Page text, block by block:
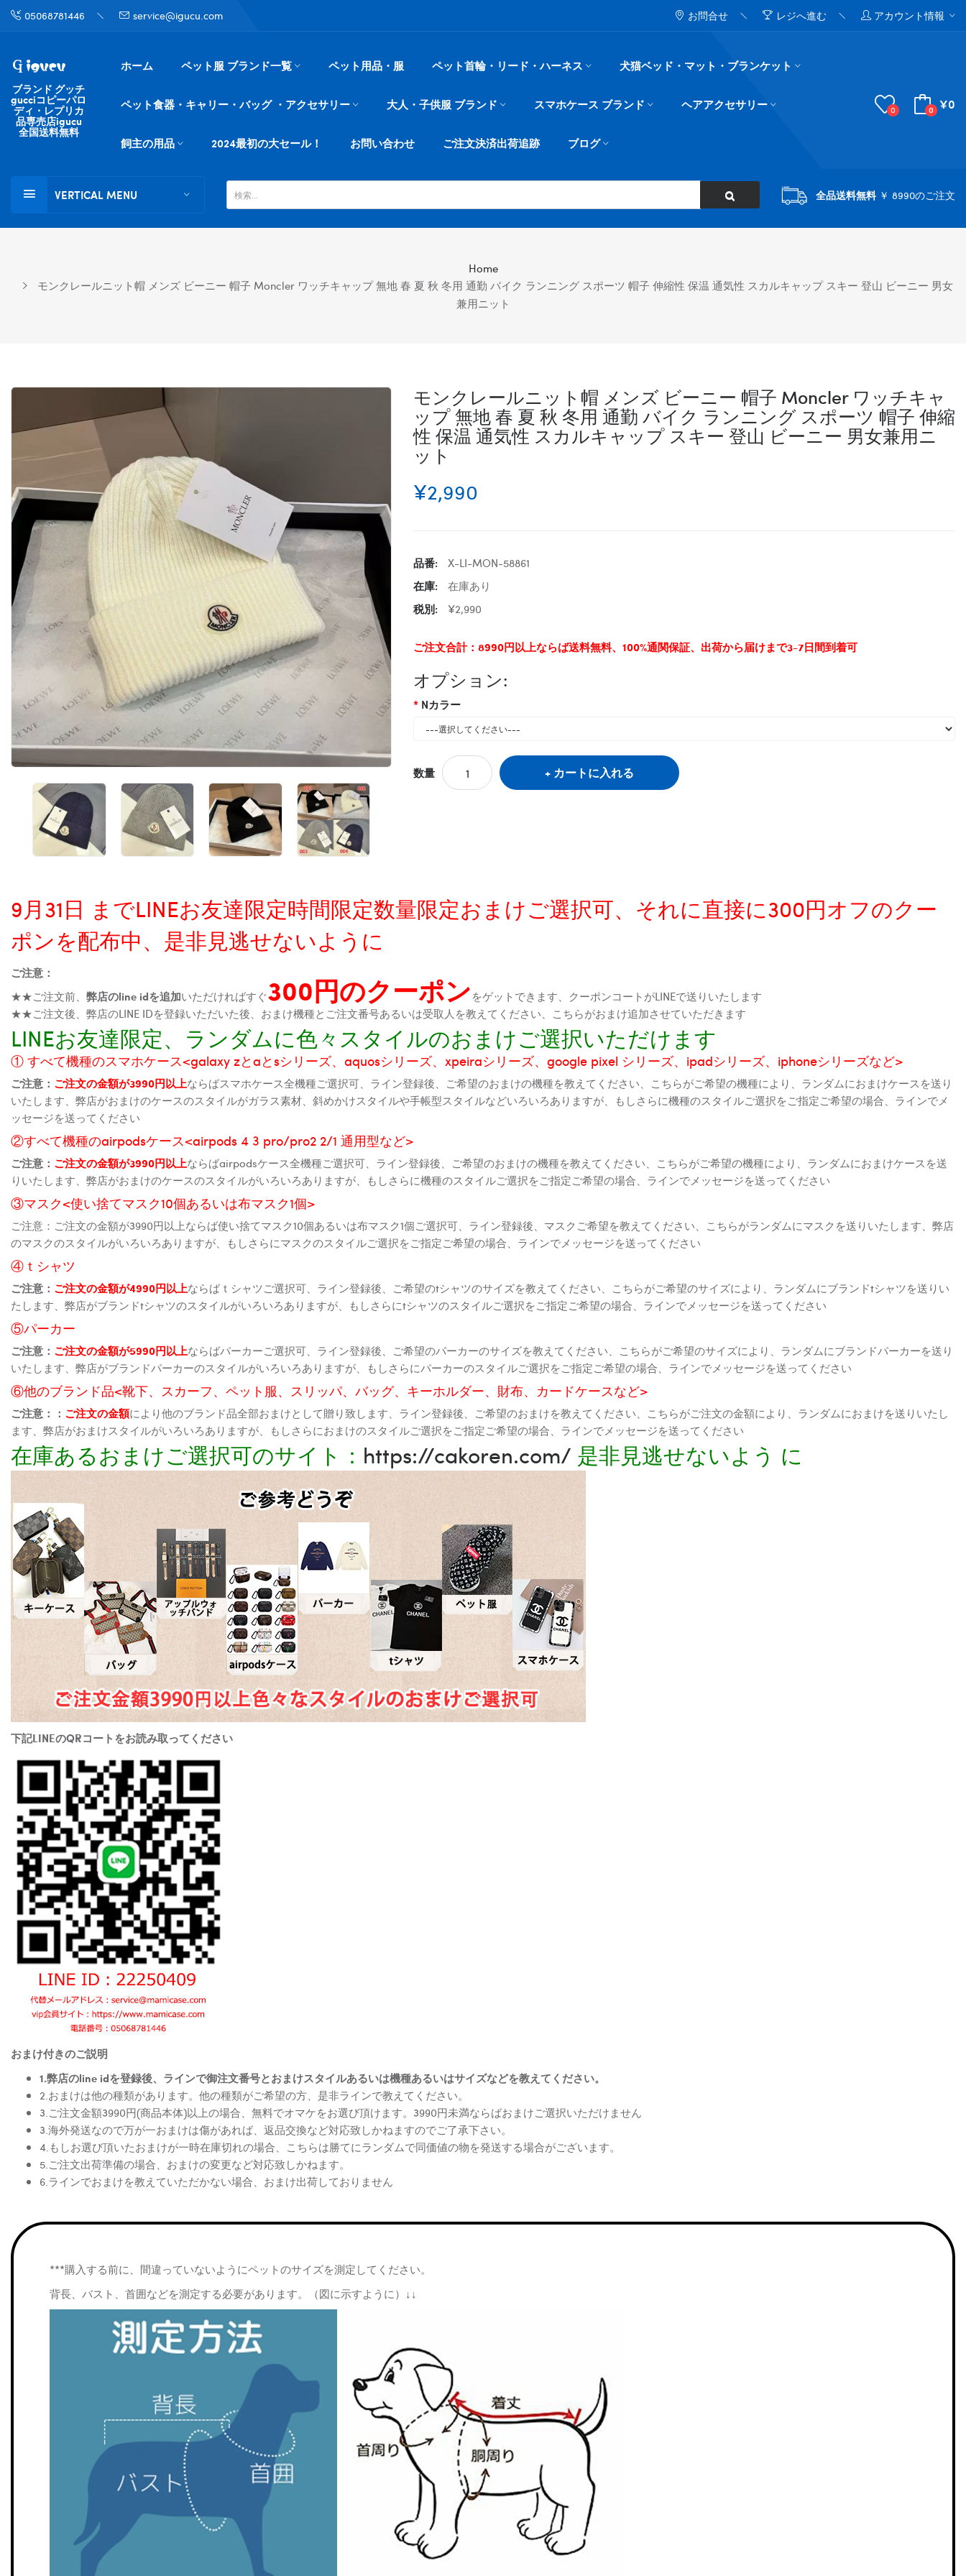
05068781446 service@igucu.com お問合せ レジへ進む アカウント情報
ブランド グッチ
gucciコピーパロ
ディ・レプリカ
品専売店igucu
全国送料無料
ホーム ペット服 ブランド一覧 ペット用品・服 ペット首輪・リード・ハーネス 犬猫ベッド・マット・ブランケット
ペット食器・キャリー・バッグ ・アクセサリー 大人・子供服 ブランド スマホケース ブランド ヘアアクセサリー
飼主の用品 2024最初の大セール！ お問い合わせ ご注文決済出荷追跡 ブログ
0 0 ¥0
VERTICAL MENU 全品送料無料￥ 8990のご注文
Home
モンクレールニット帽 メンズ ビーニー 帽子 Moncler ワッチキャップ 無地 春 夏 秋 冬用 通勤 バイク ランニング スポーツ 帽子 伸縮性 保温 通気性 スカルキャップ スキー 登山 ビーニー 男女
兼用ニット
モンクレールニット帽 メンズ ビーニー 帽子 Moncler ワッチキャ
ップ 無地 春 夏 秋 冬用 通勤 バイク ランニング スポーツ 帽子 伸縮
性 保温 通気性 スカルキャップ スキー 登山 ビーニー 男女兼用ニ
ット
¥2,990
品番:
X-LI-MON-58861
在庫:
在庫あり
税別:
¥2,990
ご注文合計：8990円以上ならば送料無料、100%通関保証、出荷から届けまで3-7日間到着可
オプション:
Nカラー
数量 カートに入れる
9月31日 までLINEお友達限定時間限定数量限定おまけご選択可、それに直接に300円オフのクー
ポンを配布中、是非見逃せないように
ご注意：
★★ご注文前、 弊店のline idを追加いただければすぐ300円のクーポンをゲットできます、クーポンコートがLINEで送りいたします
★★ご注文後、弊店のLINE IDを登録いただいた後、おまけ機種とご注文番号あるいは受取人を教えてください、こちらがおまけ追加させていただきます
LINEお友達限定、ランダムに色々スタイルのおまけご選択いただけます
① すべて機種のスマホケース<galaxy zとaとsシリーズ、aquosシリーズ、xpeiraシリーズ、google pixel シリーズ、ipadシリーズ、iphoneシリーズなど>
ご注意： ご注文の金額が3990円以上ならばスマホケース全機種ご選択可、ライン登録後、ご希望のおまけの機種を教えてください、こちらがご希望の機種により、ランダムにおまけケースを送り
いたします、弊店がおまけのケースのスタイルがガラス素材、斜めかけスタイルや手帳型スタイルなどいろいろありますが、もしさらに機種のスタイルご選択をご指定ご希望の場合、ラインでメ
ッセージを送ってください
②すべて機種のairpodsケース<airpods 4 3 pro/pro2 2/1 通用型など>
ご注意： ご注文の金額が3990円以上ならばairpodsケース全機種ご選択可、ライン登録後、ご希望のおまけの機種を教えてください、こちらがご希望の機種により、ランダムにおまけケースを送
りいたします、弊店がおまけのケースのスタイルがいろいろありますが、もしさらに機種のスタイルご選択をご指定ご希望の場合、ラインでメッセージを送ってください
③マスク<使い捨てマスク10個あるいは布マスク1個>
ご注意：ご注文の金額が3990円以上ならば使い捨てマスク10個あるいは布マスク1個ご選択可、ライン登録後、マスクご希望を教えてください、こちらがランダムにマスクを送りいたします、弊店
のマスクのスタイルがいろいろありますが、もしさらにマスクのスタイルご選択をご指定ご希望の場合、ラインでメッセージを送ってください
④ｔシャツ
ご注意： ご注文の金額が4990円以上ならばｔシャツご選択可、ライン登録後、ご希望のtシャツのサイズを教えてください、こちらがご希望のサイズにより、ランダムにブランドtシャツを送りい
たします、弊店がブランドtシャツのスタイルがいろいろありますが、もしさらにtシャツのスタイルご選択をご指定ご希望の場合、ラインでメッセージを送ってください
⑤パーカー
ご注意： ご注文の金額が5990円以上ならばパーカーご選択可、ライン登録後、ご希望のパーカーのサイズを教えてください、こちらがご希望のサイズにより、ランダムにブランドパーカーを送り
いたします、弊店がブランドパーカーのスタイルがいろいろありますが、もしさらにパーカーのスタイルご選択をご指定ご希望の場合、ラインでメッセージを送ってください
⑥他のブランド品<靴下、スカーフ、ペット服、スリッパ、バッグ、キーホルダー、財布、カードケースなど>
ご注意：： ご注文の金額により他のブランド品全部おまけとして贈り致します、ライン登録後、ご希望のおまけを教えてください、こちらがご注文の金額により、ランダムにおまけを送りいたし
ます、弊店がおまけスタイルがいろいろありますが、もしさらにおまけのスタイルご選択をご指定ご希望の場合、ラインでメッセージを送ってください
在庫あるおまけご選択可のサイト： https://cakoren.com/ 是非見逃せないよう に
下記LINEのQRコートをお読み取ってください
おまけ付きのご説明
1.弊店のline idを登録後、ラインで御注文番号とおまけスタイルあるいは機種あるいはサイズなどを教えてください。
2.おまけは他の種類があります。他の種類がご希望の方、是非ラインで教えてください。
3.ご注文金額3990円(商品本体)以上の場合、無料でオマケをお選び頂けます。3990円未満ならばおまけご選択いただけません
3.海外発送なので万が一おまけは傷があれば、返品交換など対応致しかねますのでご了承下さい。
4.もしお選び頂いたおまけが一時在庫切れの場合、こちらは勝てにランダムで同価値の物を発送する場合がございます。
5.ご注文出荷準備の場合、おまけの変更など対応致しかねます。
6.ラインでおまけを教えていただかない場合、おまけ出荷しておりません
***購入する前に、間違っていないようにペットのサイズを測定してください。
背長、バスト、首囲などを測定する必要があります。（図に示すように）↓↓